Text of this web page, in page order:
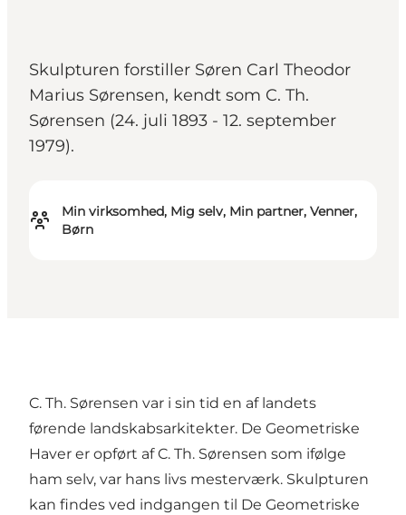
Skulpturen forstiller Søren Carl Theodor
Marius Sørensen, kendt som C. Th.
Sørensen (24. juli 1893 - 12. september
1979).
Min virksomhed, Mig selv, Min partner, Venner,
Børn
C. Th. Sørensen var i sin tid en af landets
førende landskabsarkitekter. De Geometriske
Haver er opført af C. Th. Sørensen som ifølge
ham selv, var hans livs mesterværk. Skulpturen
kan findes ved indgangen til De Geometriske